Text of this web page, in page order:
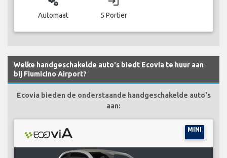
Automaat 5 Portier
Welke handgeschakelde auto's biedt Ecovia te huur aan
bij Fiumicino Airport?
Ecovia bieden de onderstaande handgeschakelde auto's
aan:
MINI